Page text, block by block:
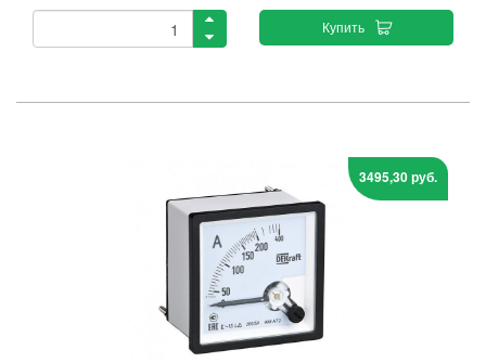
Купить
3495,30 руб.